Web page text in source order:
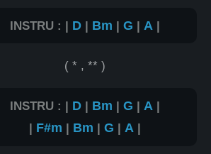
INSTRU : | D| Bm | G | A |
( * , ** )
INSTRU : | D| Bm | G | A |
| F#m | Bm | G | A |